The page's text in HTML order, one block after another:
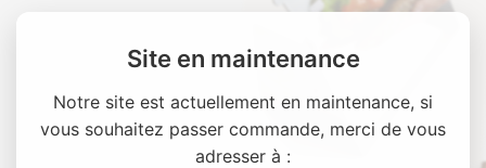
Site en maintenance
Notre site est actuellement en maintenance, si
vous souhaitez passer commande, merci de vous
adresser à :